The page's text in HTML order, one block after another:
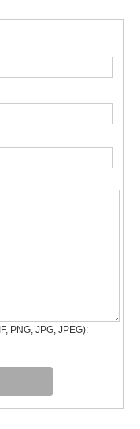
PNG, JPG, JPEG):